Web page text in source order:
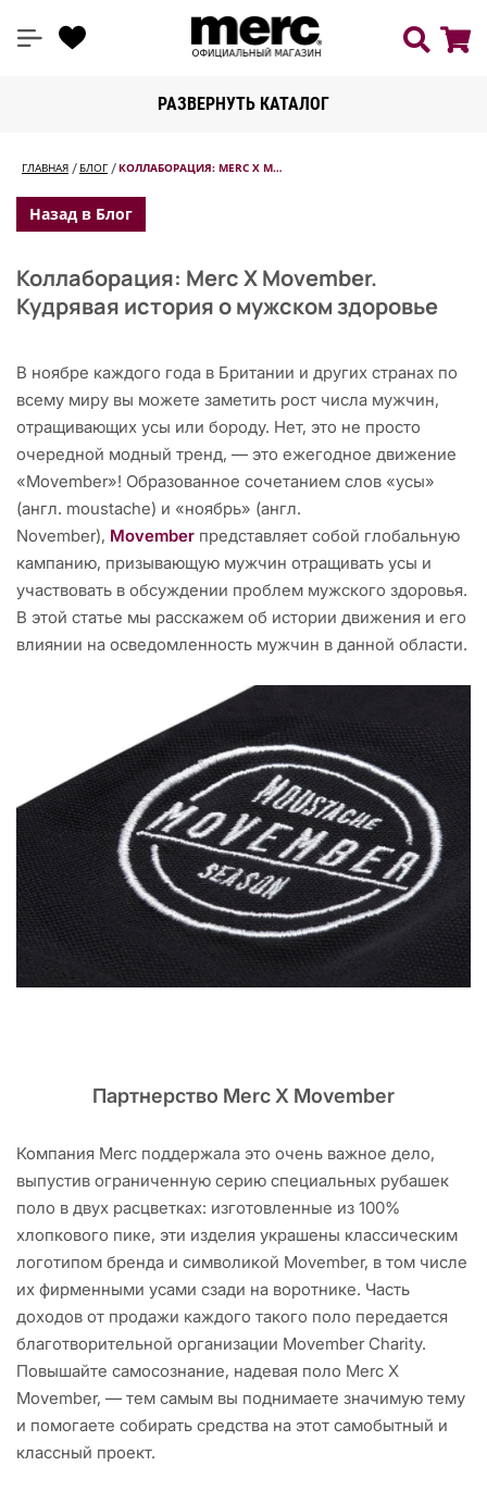
РАЗВЕРНУТЬ КАТАЛОГ
ГЛАВНАЯ БЛОГ КОЛЛАБОРАЦИЯ: MERC X M…
Коллаборация: Merc X Movember.
Кудрявая история о мужском здоровье
Назад в Блог
В ноябре каждого года в Британии и других странах по
всему миру вы можете заметить рост числа мужчин,
отращивающих усы или бороду. Нет, это не просто
очередной модный тренд, — это ежегодное движение
«Movember»! Образованное сочетанием слов «усы»
(англ. moustache) и «ноябрь» (англ.
November), Movember представляет собой глобальную
кампанию, призывающую мужчин отращивать усы и
участвовать в обсуждении проблем мужского здоровья.
В этой статье мы расскажем об истории движения и его
влиянии на осведомленность мужчин в данной области.
Партнерство Merc X Movember
Компания Merc поддержала это очень важное дело,
выпустив ограниченную серию специальных рубашек
поло в двух расцветках: изготовленные из 100%
хлопкового пике, эти изделия украшены классическим
логотипом бренда и символикой Movember, в том числе
их фирменными усами сзади на воротнике. Часть
доходов от продажи каждого такого поло передается
благотворительной организации Movember Charity.
Повышайте самосознание, надевая поло Merc Х
Movember, — тем самым вы поднимаете значимую тему
и помогаете собирать средства на этот самобытный и
классный проект.